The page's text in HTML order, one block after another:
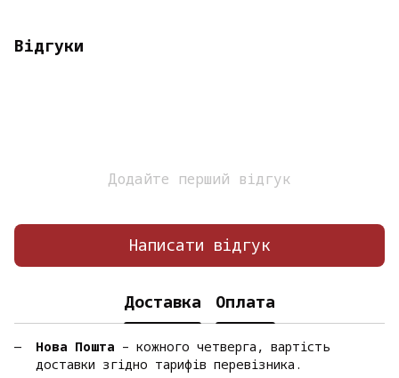
Відгуки
Додайте перший відгук
Написати відгук
Доставка Оплата
Нова Пошта – кожного четверга, вартість
доставки згідно тарифів перевізника.